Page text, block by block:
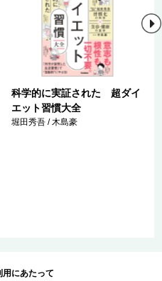
科学的に実証された 超ダイ
エット習慣大全
堀田秀吾 / 木島豪
にあたって